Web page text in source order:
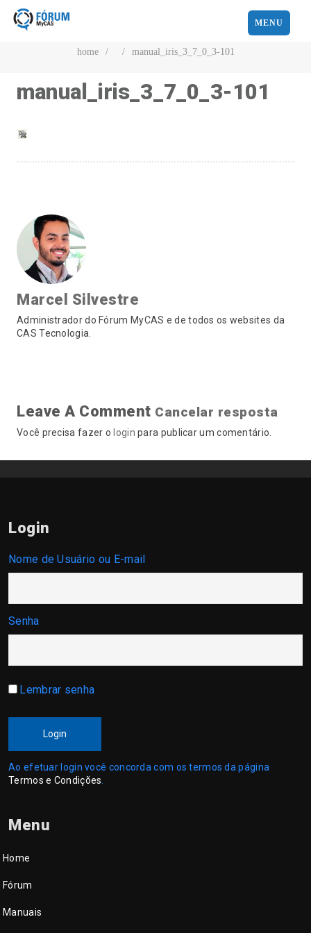
MENU
home / / manual_iris_3_7_0_3-101
manual_iris_3_7_0_3-101
Marcel Silvestre
Administrador do Fórum MyCAS e de todos os websites da
CAS Tecnologia.
Leave A Comment Cancelar resposta
Você precisa fazer o login para publicar um comentário.
Login
Nome de Usuário ou E-mail
Senha
Lembrar senha
Login
Ao efetuar login você concorda com os termos da página
Termos e Condições
Menu
Home
Fórum
Manuais